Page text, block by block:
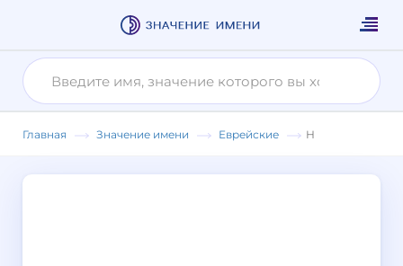
Главная Значение имени Еврейские Н